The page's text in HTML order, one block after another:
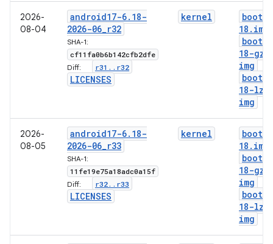
2026-
08-04
android17-6. 18-
2026-06_r32
SHA-1:
cf11fa0b6b142cfb2dfe
Diff: r31 . . r32
LICENSES
kernel
boot-6
18 . img
boot-6
18-gz
img
boot-6
18-lz4
img
2026-
08-05
android17-6. 18-
2026-06_r33
SHA-1:
11fe19e75a18adc0a15f
Diff: r32. . r33
LICENSES
kernel
boot-6
18 . img
boot-6
18-gz
img
boot-6
18-lz4
img